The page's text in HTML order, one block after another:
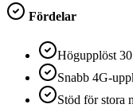
Fördelar
Högupplöst
Snabb 4G-
Stöd för stora